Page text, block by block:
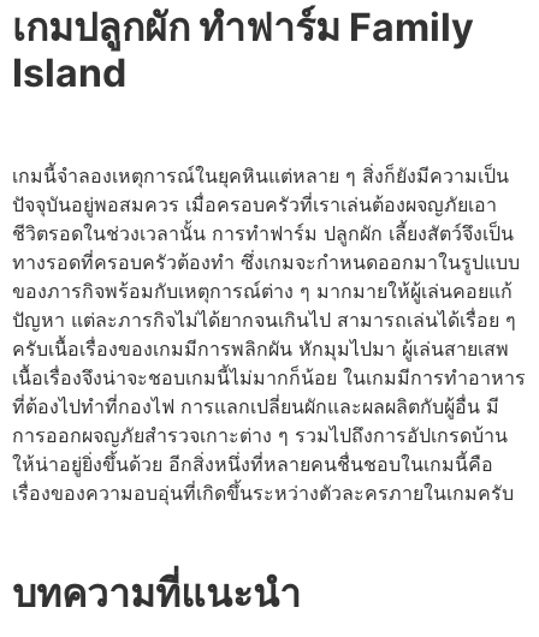
เกมปลูกผัก ทําฟาร์ม Family
Island
เกมนี้จำลองเหตุการณ์ในยุคหินแต่หลาย ๆ สิ่งก็ยังมีความเป็น
ปัจจุบันอยู่พอสมควร เมื่อครอบครัวที่เราเล่นต้องผจญภัยเอา
ชีวิตรอดในช่วงเวลานั้น การทำฟาร์ม ปลูกผัก เลี้ยงสัตว์จึงเป็น
ทางรอดที่ครอบครัวต้องทำ ซึ่งเกมจะกำหนดออกมาในรูปแบบ
ของภารกิจพร้อมกับเหตุการณ์ต่าง ๆ มากมายให้ผู้เล่นคอยแก้
ปัญหา แต่ละภารกิจไม่ได้ยากจนเกินไป สามารถเล่นได้เรื่อย ๆ
ครับเนื้อเรื่องของเกมมีการพลิกผัน หักมุมไปมา ผู้เล่นสายเสพ
เนื้อเรื่องจึงน่าจะชอบเกมนี้ไม่มากก็น้อย ในเกมมีการทำอาหาร
ที่ต้องไปทำที่กองไฟ การแลกเปลี่ยนผักและผลผลิตกับผู้อื่น มี
การออกผจญภัยสำรวจเกาะต่าง ๆ รวมไปถึงการอัปเกรดบ้าน
ให้น่าอยู่ยิ่งขึ้นด้วย อีกสิ่งหนึ่งที่หลายคนชื่นชอบในเกมนี้คือ
เรื่องของความอบอุ่นที่เกิดขึ้นระหว่างตัวละครภายในเกมครับ
บทความที่แนะนำ